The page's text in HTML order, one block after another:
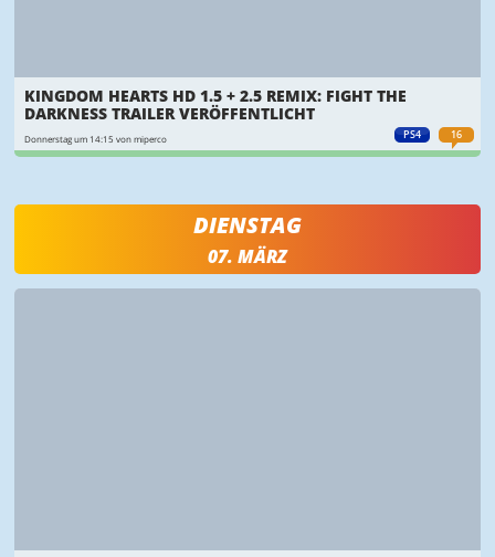
PS4 16
KINGDOM HEARTS HD 1.5 + 2.5 REMIX: FIGHT THE
DARKNESS TRAILER VERÖFFENTLICHT
Donnerstag um 14:15 von miperco
DIENSTAG
07. MÄRZ